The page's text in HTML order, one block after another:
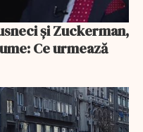
Ce urmează